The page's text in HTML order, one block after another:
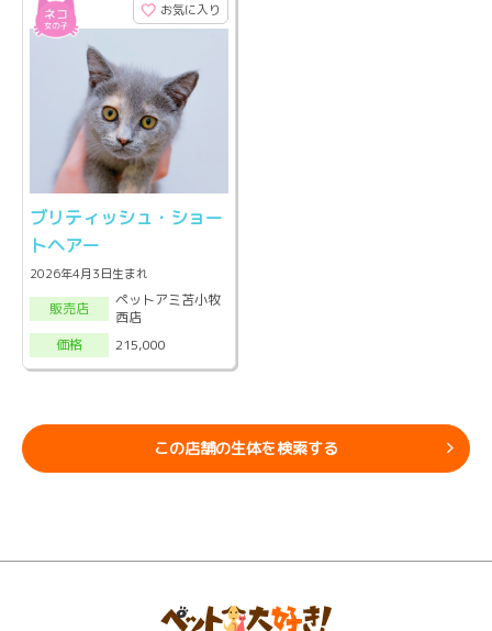
お気に入り
ブリティッシュ・ショー
トヘアー
2026年4月3日生まれ
販売店
ペットアミ苫小牧
西店
価格
215,000
この店舗の生体を検索する